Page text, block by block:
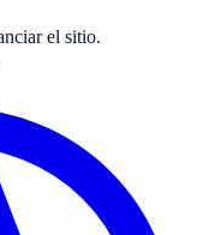
el sitio.